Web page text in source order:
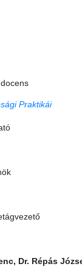
Praktikái
Dr. Répás